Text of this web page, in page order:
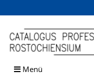
Browsen
direkt zum Inhalt
Menü